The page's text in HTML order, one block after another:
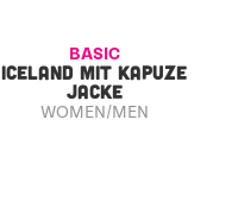
BASIC
ICELAND MIT KAPUZE
JACKE
WOMEN/MEN